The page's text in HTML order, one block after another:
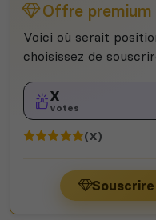
Offre
Voici où serait
choisissez de
X
votes
(X)